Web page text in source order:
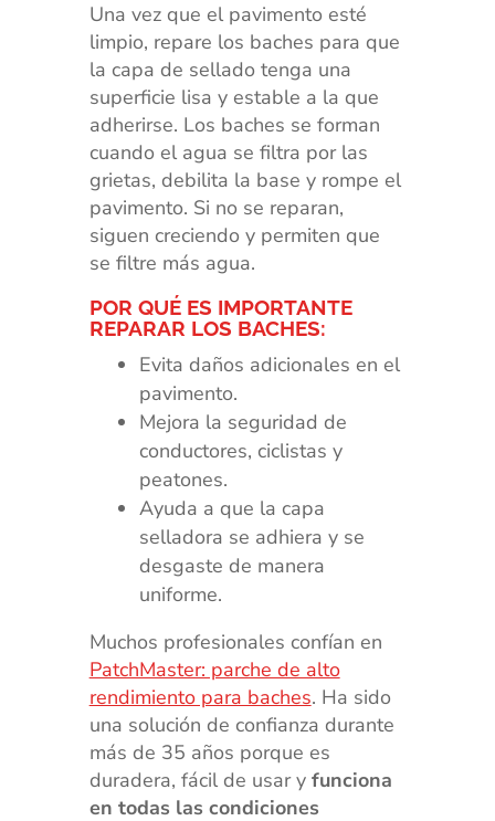
Una vez que el pavimento esté
limpio, repare los baches para que
la capa de sellado tenga una
superficie lisa y estable a la que
adherirse. Los baches se forman
cuando el agua se filtra por las
grietas, debilita la base y rompe el
pavimento. Si no se reparan,
siguen creciendo y permiten que
se filtre más agua.
POR QUÉ ES IMPORTANTE
REPARAR LOS BACHES:
Evita daños adicionales en el
pavimento.
Mejora la seguridad de
conductores, ciclistas y
peatones.
Ayuda a que la capa
selladora se adhiera y se
desgaste de manera
uniforme.
Muchos profesionales confían en
PatchMaster: parche de alto
rendimiento para baches. Ha sido
una solución de confianza durante
más de 35 años porque es
duradera, fácil de usar y funciona
en todas las condiciones